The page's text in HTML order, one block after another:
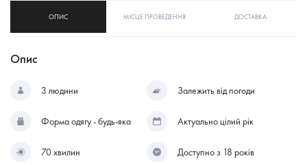
ОПИС МІСЦЕ ПРОВЕДЕННЯ ДОСТАВКА
Опис
3 людини Залежить від погоди
Форма одягу - будь-яка Актуально цілий рік
70 хвилин Доступно з 18 років